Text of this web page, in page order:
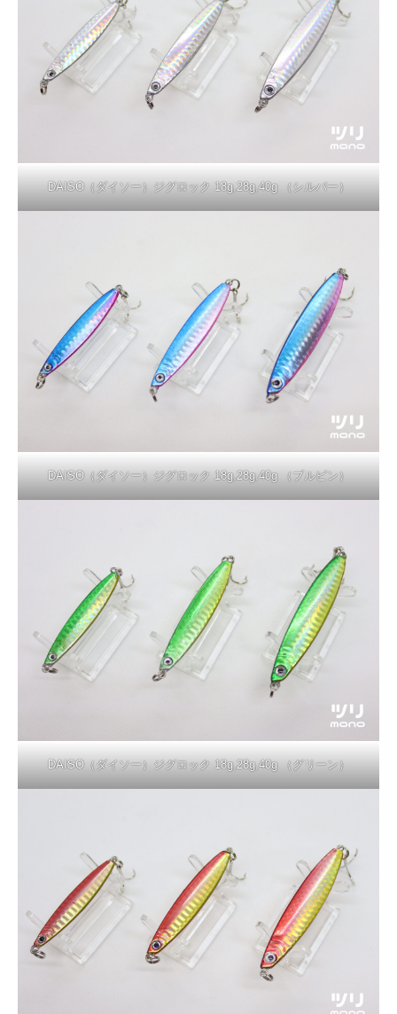
DAISO（ダイソー）ジグロック 18g,28g,40g （シルバー）
DAISO（ダイソー）ジグロック 18g,28g,40g （ブルピン）
DAISO（ダイソー）ジグロック 18g,28g,40g （グリーン）